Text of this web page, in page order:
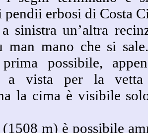
pendii erbosi di Costa
sinistra un’altra
man mano che si
possibile,
a vista per la
la cima è visibile
m) è possibile